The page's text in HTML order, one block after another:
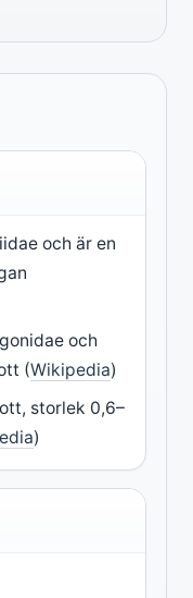
och är en
och
(Wikipedia)
storlek 0,6–
)